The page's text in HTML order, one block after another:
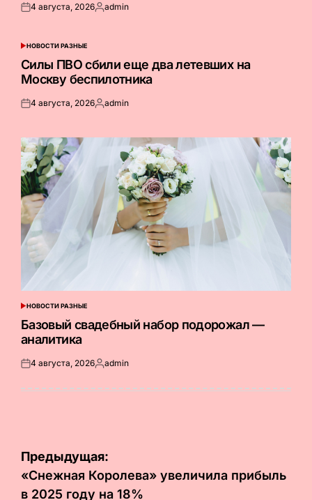
Опубликовано
4 августа, 2026Запись
admin
ОПУБЛИКОВАНО
НОВОСТИ РАЗНЫЕ
Силы ПВО сбили еще два летевших на
Москву беспилотника
Опубликовано
4 августа, 2026Запись
admin
ОПУБЛИКОВАНО
В
НОВОСТИ РАЗНЫЕ
Базовый свадебный набор подорожал —
аналитика
Опубликовано
4 августа, 2026Запись
admin
Навигация
по
Предыдущая:
«Снежная Королева» увеличила прибыль
в 2025 году на 18%